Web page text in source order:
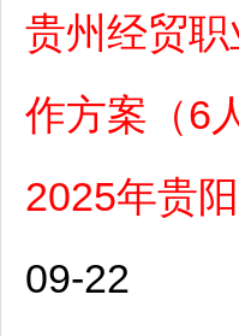
贵州经贸
作方案（6
2025年贵
09-22